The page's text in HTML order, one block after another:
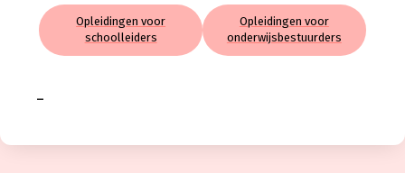
Opleidingen voor
schoolleiders
Opleidingen voor
onderwijsbestuurders
–